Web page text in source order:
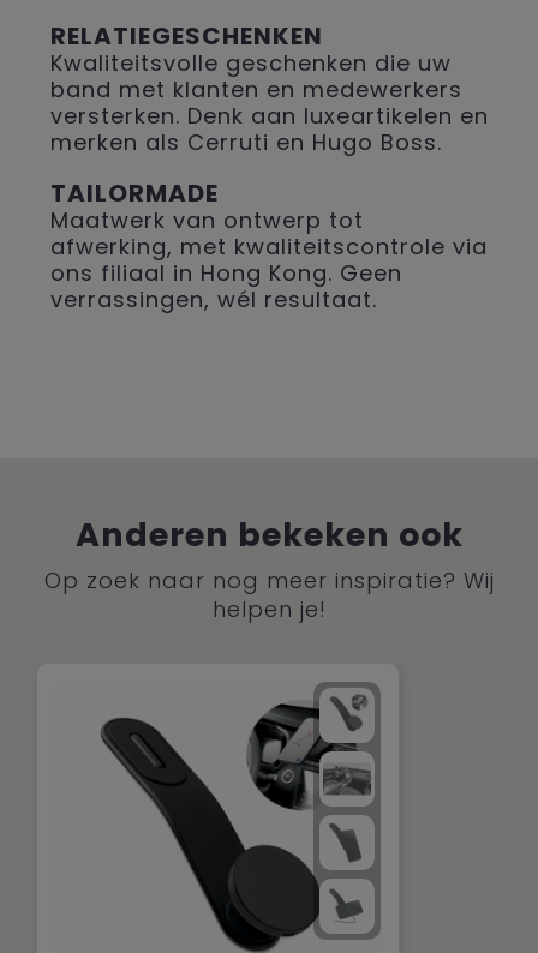
RELATIEGESCHENKEN
Kwaliteitsvolle geschenken die uw
band met klanten en medewerkers
versterken. Denk aan luxeartikelen en
merken als Cerruti en Hugo Boss.
TAILORMADE
Maatwerk van ontwerp tot
afwerking, met kwaliteitscontrole via
ons filiaal in Hong Kong. Geen
verrassingen, wél resultaat.
Anderen bekeken ook
Op zoek naar nog meer inspiratie? Wij
helpen je!